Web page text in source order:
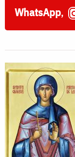
WhatsApp,